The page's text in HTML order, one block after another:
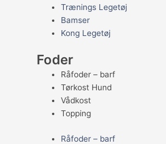
Trænings Legetøj
Bamser
Kong Legetøj
Foder
Råfoder – barf
Tørkost Hund
Vådkost
Topping
Råfoder – barf